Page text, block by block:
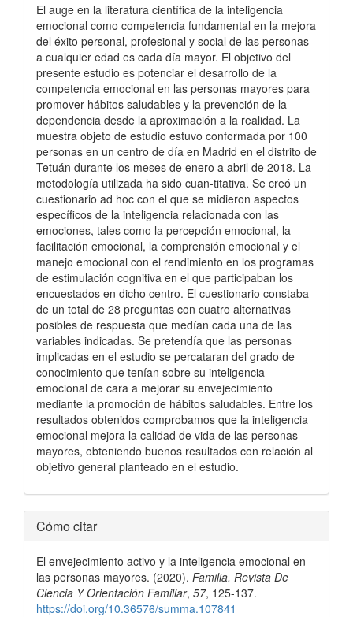
El auge en la literatura científica de la inteligencia
emocional como competencia fundamental en la mejora
del éxito personal, profesional y social de las personas
a cualquier edad es cada día mayor. El objetivo del
presente estudio es potenciar el desarrollo de la
competencia emocional en las personas mayores para
promover hábitos saludables y la prevención de la
dependencia desde la aproximación a la realidad. La
muestra objeto de estudio estuvo conformada por 100
personas en un centro de día en Madrid en el distrito de
Tetuán durante los meses de enero a abril de 2018. La
metodología utilizada ha sido cuan-titativa. Se creó un
cuestionario ad hoc con el que se midieron aspectos
específicos de la inteligencia relacionada con las
emociones, tales como la percepción emocional, la
facilitación emocional, la comprensión emocional y el
manejo emocional con el rendimiento en los programas
de estimulación cognitiva en el que participaban los
encuestados en dicho centro. El cuestionario constaba
de un total de 28 preguntas con cuatro alternativas
posibles de respuesta que medían cada una de las
variables indicadas. Se pretendía que las personas
implicadas en el estudio se percataran del grado de
conocimiento que tenían sobre su inteligencia
emocional de cara a mejorar su envejecimiento
mediante la promoción de hábitos saludables. Entre los
resultados obtenidos comprobamos que la inteligencia
emocional mejora la calidad de vida de las personas
mayores, obteniendo buenos resultados con relación al
objetivo general planteado en el estudio.
Detalles
del
artículo
Cómo citar
El envejecimiento activo y la inteligencia emocional en
las personas mayores. (2020). Familia. Revista De
Ciencia Y Orientación Familiar, 57, 125-137.
https://doi.org/10.36576/summa.107841